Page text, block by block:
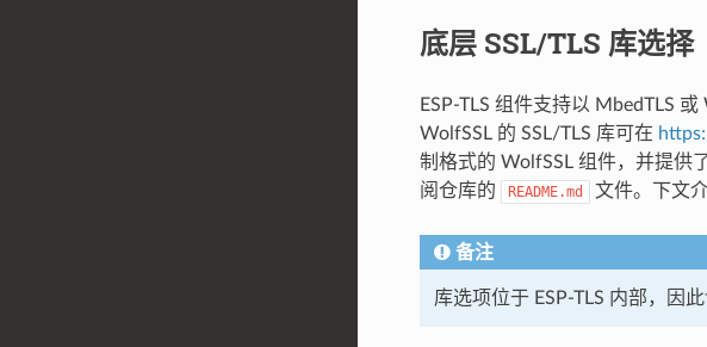
底层 SSL/TLS 库选择
ESP-TLS 组件支持以 MbedTLS
WolfSSL 的 SSL/TLS 库可在
制格式的 WolfSSL 组件，并提供
阅仓库的
README.md 文件。下文
备注
库选项位于 ESP-TLS 内部，因